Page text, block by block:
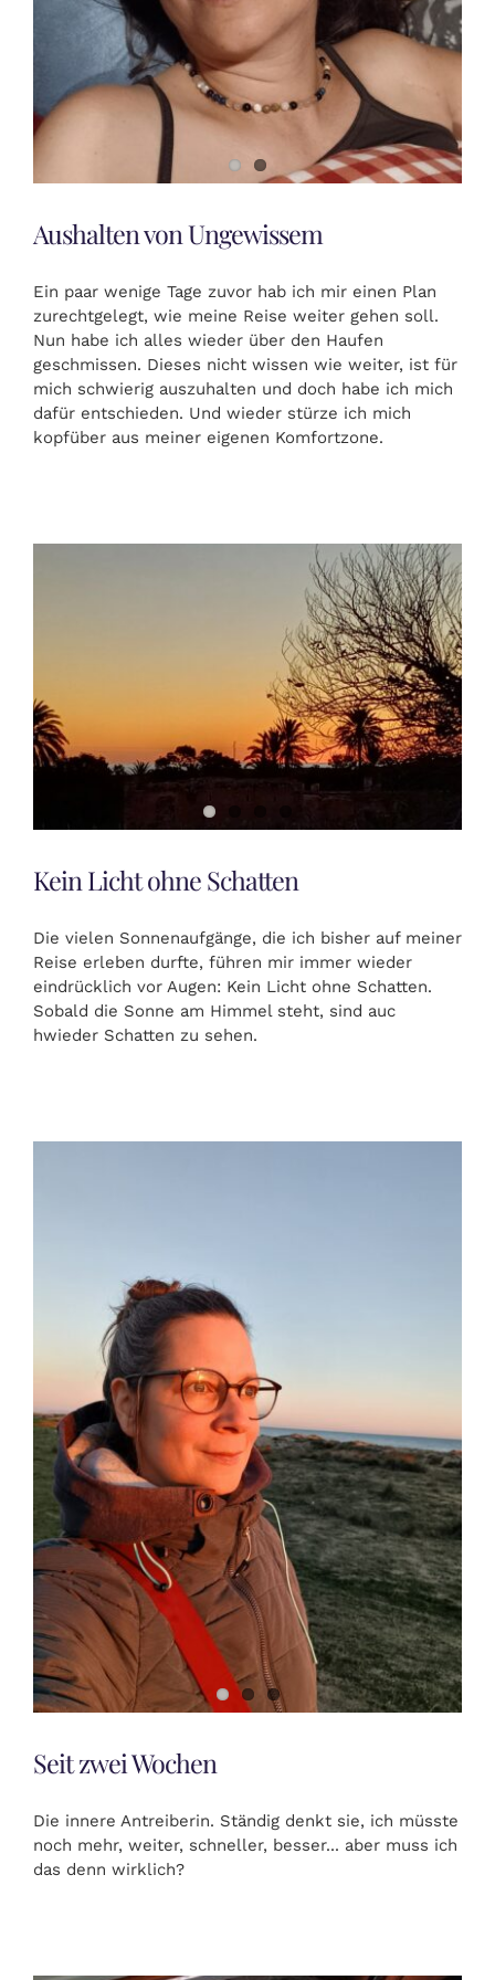
Aushalten von Ungewissem
Ein paar wenige Tage zuvor hab ich mir einen Plan
zurechtgelegt, wie meine Reise weiter gehen soll.
Nun habe ich alles wieder über den Haufen
geschmissen. Dieses nicht wissen wie weiter, ist für
mich schwierig auszuhalten und doch habe ich mich
dafür entschieden. Und wieder stürze ich mich
kopfüber aus meiner eigenen Komfortzone.
Kein Licht ohne Schatten
Die vielen Sonnenaufgänge, die ich bisher auf meiner
Reise erleben durfte, führen mir immer wieder
eindrücklich vor Augen: Kein Licht ohne Schatten.
Sobald die Sonne am Himmel steht, sind auc
hwieder Schatten zu sehen.
Seit zwei Wochen
Die innere Antreiberin. Ständig denkt sie, ich müsste
noch mehr, weiter, schneller, besser... aber muss ich
das denn wirklich?